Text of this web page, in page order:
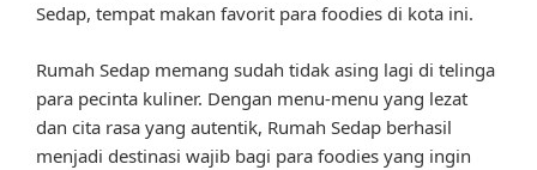
Sedap, tempat makan favorit para foodies di kota ini.
Rumah Sedap memang sudah tidak asing lagi di telinga
para pecinta kuliner. Dengan menu-menu yang lezat
dan cita rasa yang autentik, Rumah Sedap berhasil
menjadi destinasi wajib bagi para foodies yang ingin